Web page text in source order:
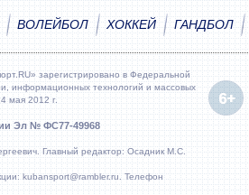
ВОЛЕЙБОЛ ХОККЕЙ ГАНДБОЛ
зарегистрировано в Федеральной
информационных технологий и массовых
мая 2012 г.
Эл № ФС77-49968
Главный редактор: Осадник М.С.
kubansport@rambler.ru. Телефон